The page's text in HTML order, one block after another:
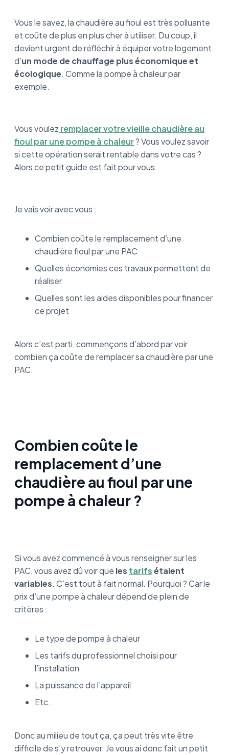
Vous le savez, la chaudière au fioul est très polluante
et coûte de plus en plus cher à utiliser. Du coup, il
devient urgent de réfléchir à équiper votre logement
d’un mode de chauffage plus économique et
écologique. Comme la pompe à chaleur par
exemple.
Vous voulez remplacer votre vieille chaudière au
fioul par une pompe à chaleur? Vous voulez savoir
si cette opération serait rentable dans votre cas ?
Alors ce petit guide est fait pour vous.
Je vais voir avec vous :
Combien coûte le remplacement d’une
chaudière fioul par une PAC
Quelles économies ces travaux permettent de
réaliser
Quelles sont les aides disponibles pour financer
ce projet
Alors c’est parti, commençons d’abord par voir
combien ça coûte de remplacer sa chaudière par une
PAC.
Combien coûte le
remplacement d’une
chaudière au fioul par une
pompe à chaleur ?
Si vous avez commencé à vous renseigner sur les
PAC, vous avez dû voir que les tarifsétaient
variables. C’est tout à fait normal. Pourquoi ? Car le
prix d’une pompe à chaleur dépend de plein de
critères :
Le type de pompe à chaleur
Les tarifs du professionnel choisi pour
l’installation
La puissance de l’appareil
Etc.
Donc au milieu de tout ça, ça peut très vite être
difficile de s’y retrouver. Je vous ai donc fait un petit